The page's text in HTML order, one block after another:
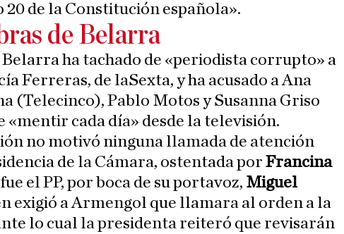
de la Constitución española».
de Belarra
ha tachado de «periodista corrupto» a
Ferreras, de laSexta, y ha acusado a Ana
(Telecinco), Pablo Motos y Susanna Griso
«mentir cada día» desde la televisión.
no motivó ninguna llamada de atención
de la Cámara, ostentada por Francina
fue el PP, por boca de su portavoz, Miguel
exigió a Armengol que llamara al orden a la
lo cual la presidenta reiteró que revisarán